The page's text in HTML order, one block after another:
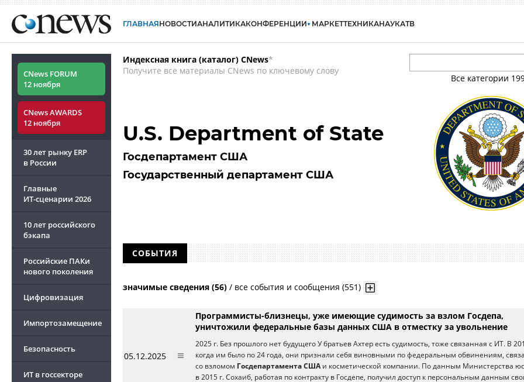
ГЛАВНАЯНОВОСТИАНАЛИТИКАКОНФЕРЕНЦИИ МАРКЕТТЕХНИКАНАУКАТВ
CNews FORUM
12 ноября
CNews AWARDS
12 ноября
30 лет рынку ERP
в России
Главные
ИТ-сценарии 2026
10 лет российского
бэкапа
Российские ПАКи
нового поколения
Цифровизация
Импортозамещение
Безопасность
ИТ в госсекторе
Индексная книга (каталог) CNews*
Получите все материалы CNews по ключевому слову
Все категории
U.S. Department of State
Госдепартамент США
Государственный департамент США
СОБЫТИЯ
значимые сведения (56) / все события и сообщения (551)
05.12.2025
Программисты-близнецы, уже имеющие судимость за взлом Госдепа,
уничтожили федеральные базы данных США в отместку за увольнение
2025 г. Без прошлого нет будущего У братьев Ахтер есть судимость, тоже связанная с ИТ. В
когда им было по 24 года, они признали себя виновными по федеральным обвинениям,
со взломом Госдепартамента СШАи косметической компании. По данным Министерства
в 2015 г. Сохаиб, работая по контракту в Госдепе, получил доступ к персональным данным